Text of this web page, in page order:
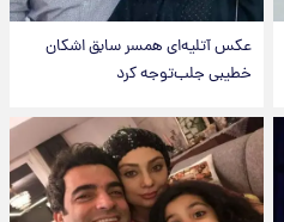
عکس‌ آتلیه‌ای همسر سابق اشکان
خطیبی جلب‌توجه کرد